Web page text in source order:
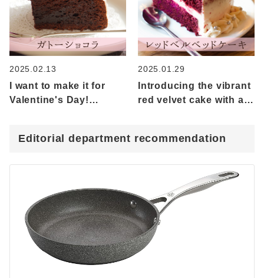
2025.02.13
I want to make it for
Valentine's Day!
2025.01.29
Introducing the vibrant
red velvet cake with a
Editorial department recommendation